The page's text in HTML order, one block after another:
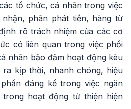
tổ chức, cá nhân trong việc
phân phát tiền, hàng từ
rõ trách nhiệm của các cơ
có liên quan trong việc phối
nhân bảo đảm hoạt động kêu
ra kịp thời, nhanh chóng, hiệu
đáng kể trong việc ngăn
hoạt động từ thiện hiện